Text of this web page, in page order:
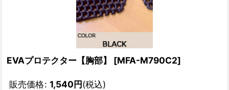
EVAプロテクター【胸部】 [MFA-M790C2]
販売価格: 1,540円(税込)